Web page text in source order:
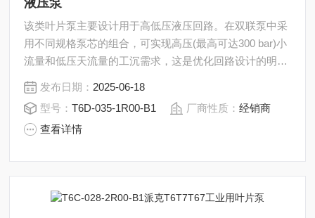
该类叶片泵主要设计用于高低压液压回路。在双联泵中采
用不同规格泵芯的组合，可实现高压(最高可达300 bar)小
流量和低压天流量的工沉需求，这是优化回路设计的明智
方法。派克T6T7T67工业用叶片泵液压泵T6D-035-1R00-
B1
发布日期： 2025-06-18
型号：T6D-035-1R00-B1 厂商性质：经销商
查看详情